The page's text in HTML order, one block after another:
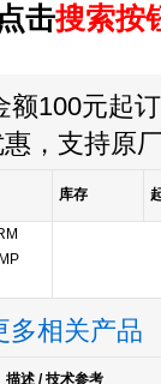
击搜索按
100元起
，支持原
库存
多相关产品
描述 / 技术参考